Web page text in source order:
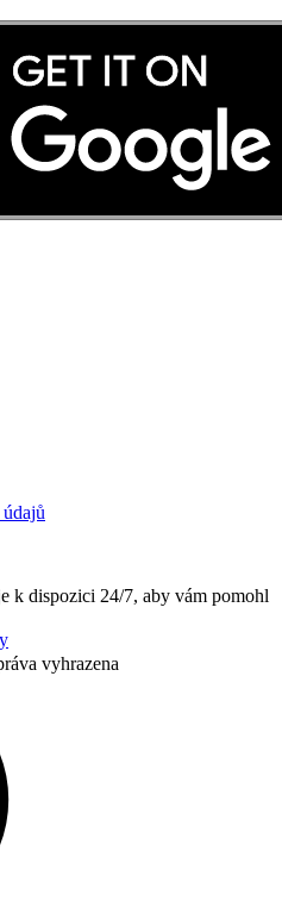
k dispozici 24/7, aby vám pomohl
vyhrazena